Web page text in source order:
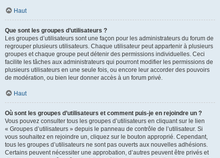
Haut
Que sont les groupes d’utilisateurs ?
Les groupes d’utilisateurs sont une façon pour les administrateurs du forum de
regrouper plusieurs utilisateurs. Chaque utilisateur peut appartenir à plusieurs
groupes et chaque groupe peut détenir des permissions individuelles. Ceci
facilite les tâches aux administrateurs qui pourront modifier les permissions de
plusieurs utilisateurs en une seule fois, ou encore leur accorder des pouvoirs
de modération, ou bien leur donner accès à un forum privé.
Haut
Où sont les groupes d’utilisateurs et comment puis-je en rejoindre un ?
Vous pouvez consulter tous les groupes d’utilisateurs en cliquant sur le lien
« Groupes d’utilisateurs » depuis le panneau de contrôle de l’utilisateur. Si
vous souhaitez en rejoindre un, cliquez sur le bouton approprié. Cependant,
tous les groupes d’utilisateurs ne sont pas ouverts aux nouvelles adhésions.
Certains peuvent nécessiter une approbation, d’autres peuvent être privés et